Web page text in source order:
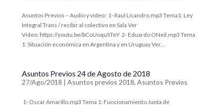
Asuntos Previos – Audio y video: 1- Raul Licandro.mp3 Tema1: Ley
Integral Trans / recibir al colectivo en Sala Ver
Video: https://youtu.be/bCoUoquSTeY 2- Eduardo ONeil.mp3 Tema
1: Situación económica en Argentina y en Uruguay Ver...
Asuntos Previos 24 de Agosto de 2018
27/Ago/2018 | Asuntos previos 2018, Asuntos Previos
1- Oscar Amarillo.mp3 Tema 1: Funcionamiento Junta de